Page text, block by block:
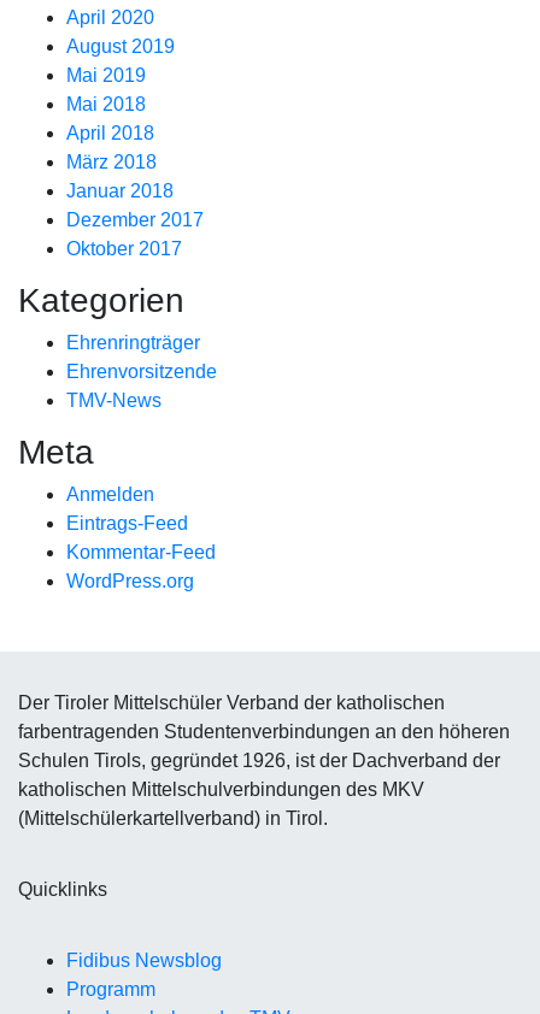
April 2020
August 2019
Mai 2019
Mai 2018
April 2018
März 2018
Januar 2018
Dezember 2017
Oktober 2017
Kategorien
Ehrenringträger
Ehrenvorsitzende
TMV-News
Meta
Anmelden
Eintrags-Feed
Kommentar-Feed
WordPress.org
Der Tiroler Mittelschüler Verband der katholischen
farbentragenden Studentenverbindungen an den höheren
Schulen Tirols, gegründet 1926, ist der Dachverband der
katholischen Mittelschulverbindungen des MKV
(Mittelschülerkartellverband) in Tirol.
Quicklinks
Fidibus Newsblog
Programm